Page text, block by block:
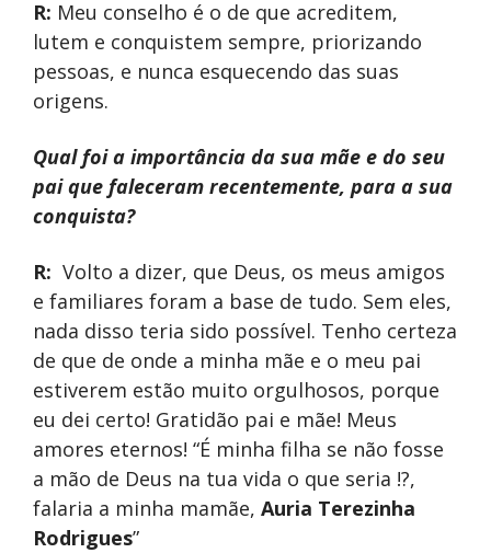
R: Meu conselho é o de que acreditem,
lutem e conquistem sempre, priorizando
pessoas, e nunca esquecendo das suas
origens.
Qual foi a importância da sua mãe e do seu
pai que faleceram recentemente, para a sua
conquista?
R: Volto a dizer, que Deus, os meus amigos
e familiares foram a base de tudo. Sem eles,
nada disso teria sido possível. Tenho certeza
de que de onde a minha mãe e o meu pai
estiverem estão muito orgulhosos, porque
eu dei certo! Gratidão pai e mãe! Meus
amores eternos! “É minha filha se não fosse
a mão de Deus na tua vida o que seria !?,
falaria a minha mamãe, Auria Terezinha
Rodrigues”